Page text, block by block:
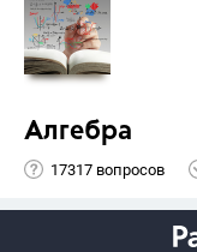
Алгебра
17317 вопросов